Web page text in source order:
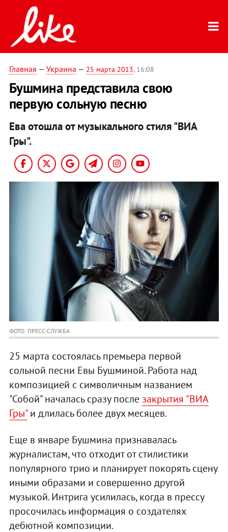
Главная — Украина — 25 марта 2013, 16:08
Бушмина представила свою
первую сольную песню
Ева отошла от музыкального стиля "ВИА
Гры".
ФОТО: ПРЕСС-СЛУЖБА
25 марта состоялась премьера первой
сольной песни Евы Бушминой. Работа над
композицией с символичным названием
"Собой" началась сразу после закрытия "ВИА
Гры"и длилась более двух месяцев.
Еще в январе Бушмина признавалась
журналистам, что отходит от стилистики
популярного трио и планирует покорять сцену
иными образами и совершенно другой
музыкой. Интрига усилилась, когда в прессу
просочилась информация о создателях
дебютной композиции.